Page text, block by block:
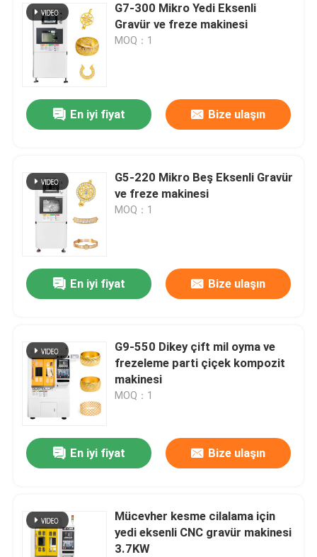
G7-300 Mikro Yedi Eksenli
Gravür ve freze makinesi
MOQ：1
En iyi fiyat Bize ulaşın
G5-220 Mikro Beş Eksenli Gravür
ve freze makinesi
MOQ：1
En iyi fiyat Bize ulaşın
G9-550 Dikey çift mil oyma ve
frezeleme parti çiçek kompozit
makinesi
MOQ：1
En iyi fiyat Bize ulaşın
Mücevher kesme cilalama için
yedi eksenli CNC gravür makinesi
3.7KW